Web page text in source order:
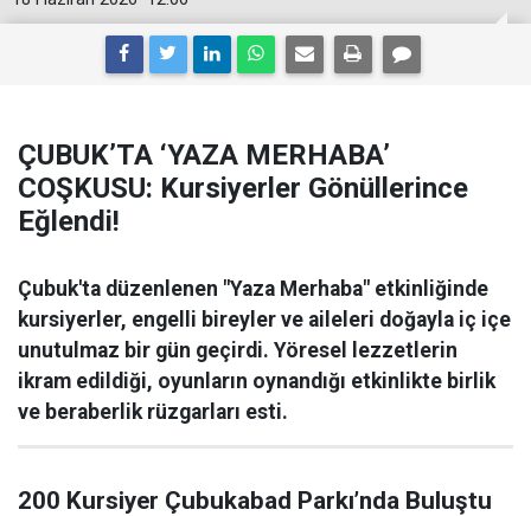
ÇUBUK’TA ‘YAZA MERHABA’
COŞKUSU: Kursiyerler Gönüllerince
Eğlendi!
Çubuk'ta düzenlenen "Yaza Merhaba" etkinliğinde
kursiyerler, engelli bireyler ve aileleri doğayla iç içe
unutulmaz bir gün geçirdi. Yöresel lezzetlerin
ikram edildiği, oyunların oynandığı etkinlikte birlik
ve beraberlik rüzgarları esti.
200 Kursiyer Çubukabad Parkı’nda Buluştu